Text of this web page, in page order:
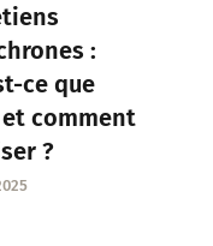
:
ce que
et comment
?